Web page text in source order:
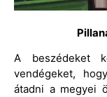
A beszédeket
vendégeket,
átadni a megyei